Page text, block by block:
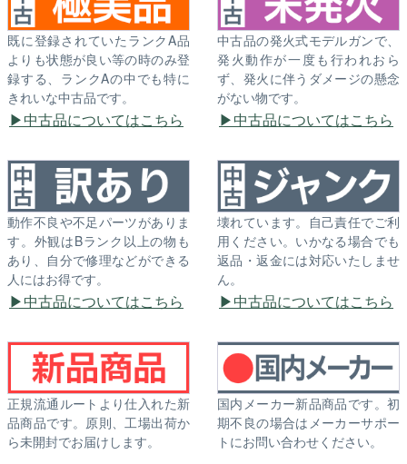
既に登録されていたランクA品
よりも状態が良い等の時のみ登
録する、ランクAの中でも特に
きれいな中古品です。
中古品についてはこちら
中古品の発火式モデルガンで、
発火動作が一度も行われおら
ず、発火に伴うダメージの懸念
がない物です。
中古品についてはこちら
動作不良や不足パーツがありま
す。外観はBランク以上の物も
あり、自分で修理などができる
人にはお得です。
中古品についてはこちら
壊れています。自己責任でご利
用ください。いかなる場合でも
返品・返金には対応いたしませ
ん。
中古品についてはこちら
正規流通ルートより仕入れた新
品商品です。原則、工場出荷か
ら未開封でお届けします。
国内メーカー新品商品です。初
期不良の場合はメーカーサポー
トにお問い合わせください。